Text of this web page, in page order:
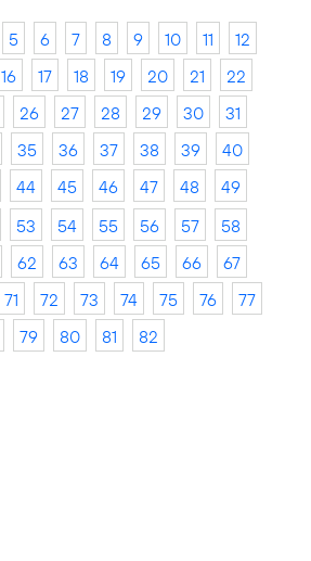
5 6 7 8 9 10 11
12
16 17 18 19 20 21
22
26 27 28 29 30
31
35 36 37 38 39
40
44 45 46 47 48
49
53 54 55 56 57
58
62 63 64 65 66
67
71 72 73 74 75 76
77
79 80 81 82